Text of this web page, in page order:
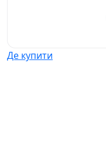
Де купити